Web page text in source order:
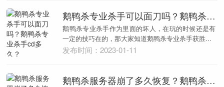
鹅鸭杀专业杀手可以面刀吗？鹅鸭杀专业杀手cd多久？
鹅鸭杀专业杀手作为里面的坏人，在玩的时候还是有
一定的技巧在的，那大家知道鹅鸭杀专业杀手获胜...
发布时间：2023-01-11
鹅鸭杀服务器崩了多久恢复？鹅鸭杀服务器正在恢复中什么时候好？